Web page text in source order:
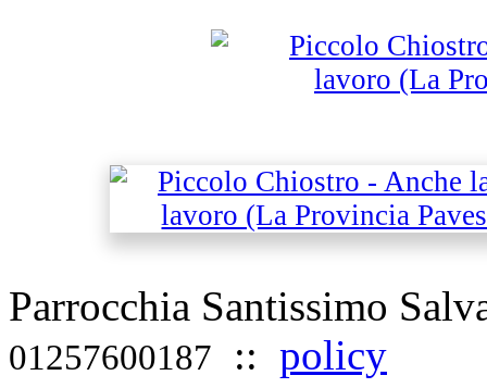
Parrocchia Santissimo
01257600187 :: policy